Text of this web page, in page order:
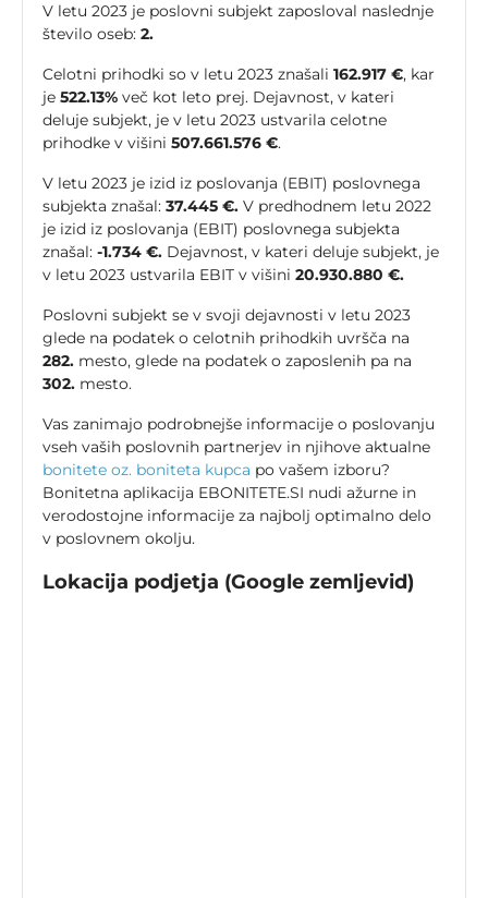
V letu 2023 je poslovni subjekt zaposloval naslednje
število oseb: 2.
Celotni prihodki so v letu 2023 znašali 162.917 €, kar
je 522.13% več kot leto prej. Dejavnost, v kateri
deluje subjekt, je v letu 2023 ustvarila celotne
prihodke v višini 507.661.576 €.
V letu 2023 je izid iz poslovanja (EBIT) poslovnega
subjekta znašal: 37.445 €. V predhodnem letu 2022
je izid iz poslovanja (EBIT) poslovnega subjekta
znašal: -1.734 €. Dejavnost, v kateri deluje subjekt, je
v letu 2023 ustvarila EBIT v višini 20.930.880 €.
Poslovni subjekt se v svoji dejavnosti v letu 2023
glede na podatek o celotnih prihodkih uvršča na
282. mesto, glede na podatek o zaposlenih pa na
302. mesto.
Vas zanimajo podrobnejše informacije o poslovanju
vseh vaših poslovnih partnerjev in njihove aktualne
bonitete oz. boniteta kupca po vašem izboru?
Bonitetna aplikacija EBONITETE.SI nudi ažurne in
verodostojne informacije za najbolj optimalno delo
v poslovnem okolju.
Lokacija podjetja (Google zemljevid)